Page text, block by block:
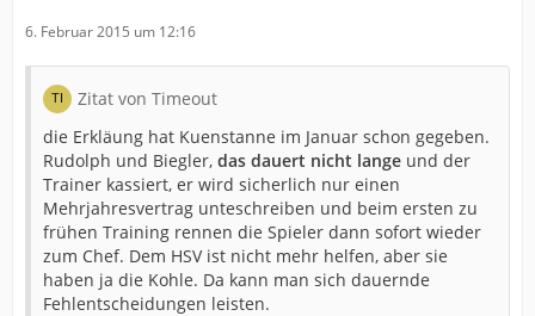
6. Februar 2015 um 12:16
Zitat von Timeout
die Erkläung hat Kuenstanne im Januar schon gegeben.
Rudolph und Biegler, das dauert nicht lange und der
Trainer kassiert, er wird sicherlich nur einen
Mehrjahresvertrag unteschreiben und beim ersten zu
frühen Training rennen die Spieler dann sofort wieder
zum Chef. Dem HSV ist nicht mehr helfen, aber sie
haben ja die Kohle. Da kann man sich dauernde
Fehlentscheidungen leisten.